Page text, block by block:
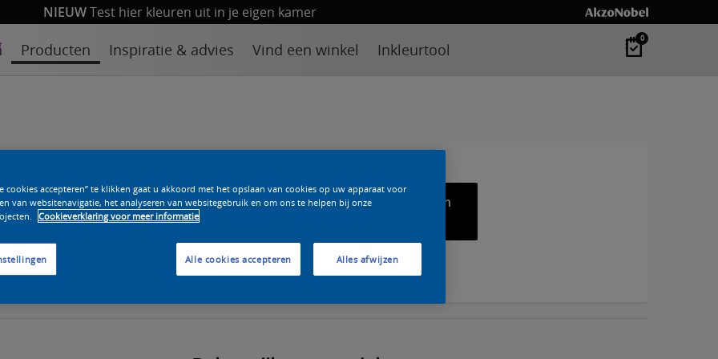
NIEUWTest hier kleuren uit in je eigen kamer
Producten Inspiratie & advies Vind een winkel Inkleurtool
0
Multi Primer
L
Vind een
Voeg toe aan
cookies accepteren” te klikken gaat u akkoord met het opslaan van cookies op uw apparaat voor
van websitenavigatie, het analyseren van websitegebruik en om ons te helpen bij onze
Cookieverklaring voor meer informatie
Alles afwijzen
Alle cookies accepteren